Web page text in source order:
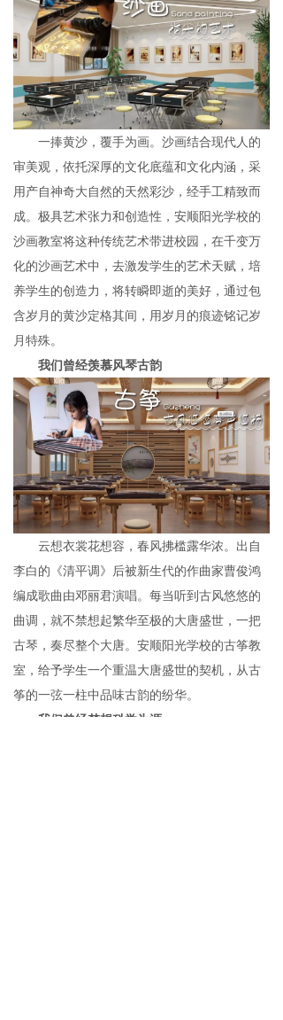
一捧黄沙，覆手为画。沙画结合现代人的
审美观，依托深厚的文化底蕴和文化内涵，采
用产自神奇大自然的天然彩沙，经手工精致而
成。极具艺术张力和创造性，安顺阳光学校的
沙画教室将这种传统艺术带进校园，在千变万
化的沙画艺术中，去激发学生的艺术天赋，培
养学生的创造力，将转瞬即逝的美好，通过包
含岁月的黄沙定格其间，用岁月的痕迹铭记岁
月特殊。
我们曾经羡慕风琴古韵
云想衣裳花想容，春风拂槛露华浓。出自
李白的《清平调》后被新生代的作曲家曹俊鸿
编成歌曲由邓丽君演唱。每当听到古风悠悠的
曲调，就不禁想起繁华至极的大唐盛世，一把
古琴，奏尽整个大唐。安顺阳光学校的古筝教
室，给予学生一个重温大唐盛世的契机，从古
筝的一弦一柱中品味古韵的纷华。
我们曾经梦想科学为涯